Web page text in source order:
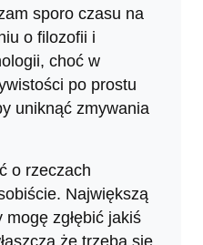
sporo czasu na
o filozofii i
choć w
po prostu
uniknąć zmywania
o rzeczach
Największą
zgłębić jakiś
że trzeba się